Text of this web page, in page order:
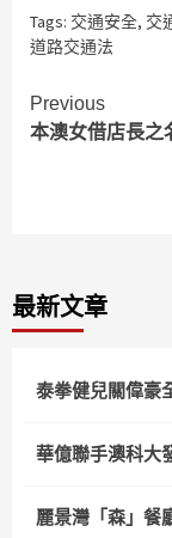
Tags: 交通安全, 交
道路交通法
Continue
Reading
Previous
本澳女借店長之
最新文章
泰拳健兒關偉豪
華億聯手澳科大
麗景灣「森」餐